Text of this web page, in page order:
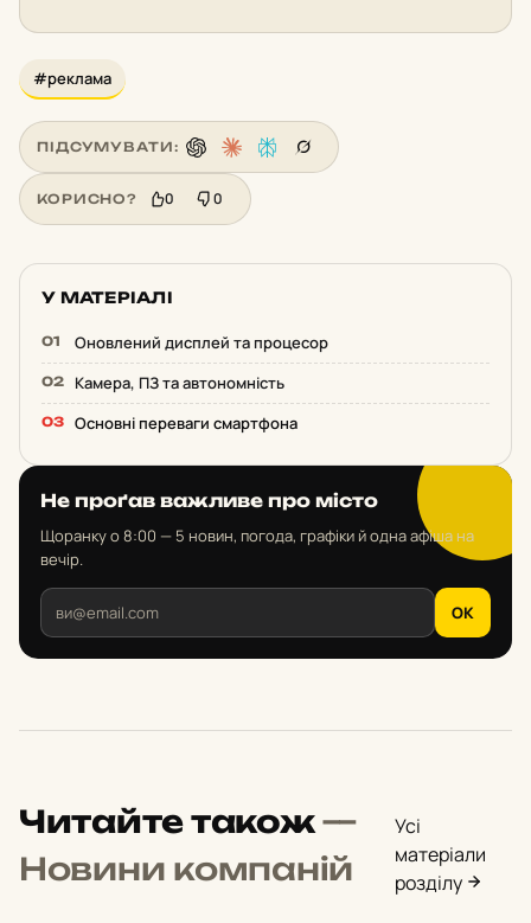
#реклама
ПІДСУМУВАТИ:
КОРИСНО? 0 0
У МАТЕРІАЛІ
Оновлений дисплей та процесор
Камера, ПЗ та автономність
Основні переваги смартфона
Не проґав важливе про місто
Щоранку о 8:00 — 5 новин, погода, графіки й одна афіша на
вечір.
OK
Читайте також—
Новини компаній
Усі
матеріали
розділу